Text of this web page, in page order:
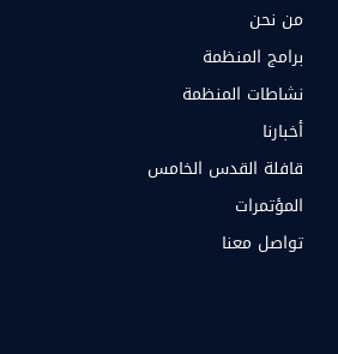
من نحن
برامج المنظمة
نشاطات المنظمة
أخبارنا
قافلة القدس الخامس
المؤتمرات
تواصل معنا